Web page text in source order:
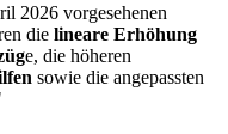
2026 vorgesehenen
die lineare Erhöhung
e, die höheren
sowie die angepassten